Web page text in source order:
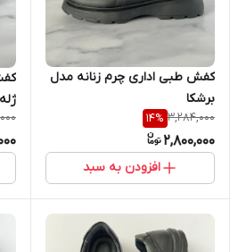
کفش طبی اداری چرم زنانه مدل
برشکا
3,284,000
14%
2,800,000
افزودن به سبد